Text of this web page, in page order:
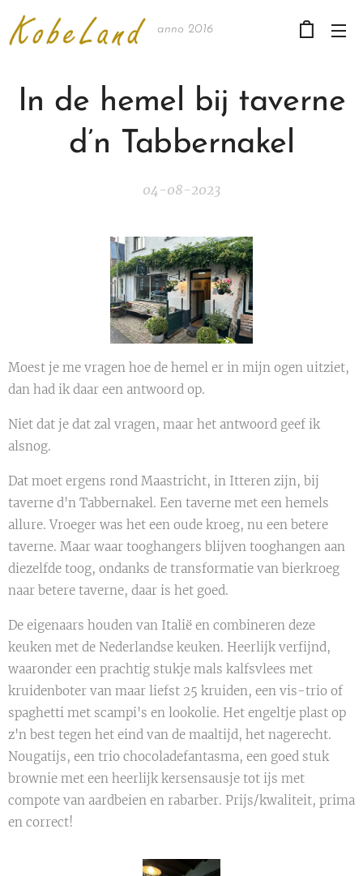
anno 2016
In de hemel bij taverne
d’n Tabbernakel
04-08-2023
Moest je me vragen hoe de hemel er in mijn ogen uitziet,
dan had ik daar een antwoord op.
Niet dat je dat zal vragen, maar het antwoord geef ik
alsnog.
Dat moet ergens rond Maastricht, in Itteren zijn, bij
taverne d'n Tabbernakel. Een taverne met een hemels
allure. Vroeger was het een oude kroeg, nu een betere
taverne. Maar waar tooghangers blijven tooghangen aan
diezelfde toog, ondanks de transformatie van bierkroeg
naar betere taverne, daar is het goed.
De eigenaars houden van Italië en combineren deze
keuken met de Nederlandse keuken. Heerlijk verfijnd,
waaronder een prachtig stukje mals kalfsvlees met
kruidenboter van maar liefst 25 kruiden, een vis-trio of
spaghetti met scampi's en lookolie. Het engeltje plast op
z'n best tegen het eind van de maaltijd, het nagerecht.
Nougatijs, een trio chocoladefantasma, een goed stuk
brownie met een heerlijk kersensausje tot ijs met
compote van aardbeien en rabarber. Prijs/kwaliteit, prima
en correct!